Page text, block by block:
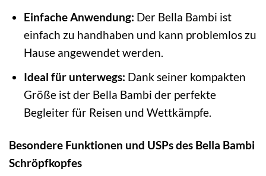
Einfache Anwendung: Der Bella Bambi ist
einfach zu handhaben und kann problemlos zu
Hause angewendet werden.
Ideal für unterwegs: Dank seiner kompakten
Größe ist der Bella Bambi der perfekte
Begleiter für Reisen und Wettkämpfe.
Besondere Funktionen und USPs des Bella Bambi
Schröpfkopfes